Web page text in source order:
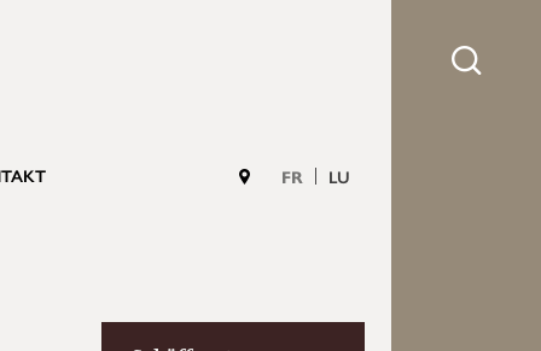
FR LU